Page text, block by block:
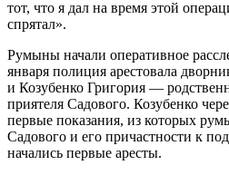
тот, что я дал на время этой
спрятал».
Румыны начали оперативное
января полиция арестовала
и Козубенко Григория —
приятеля Садового. Козубенко
первые показания, из которых
Садового и его причастности к
начались первые аресты.